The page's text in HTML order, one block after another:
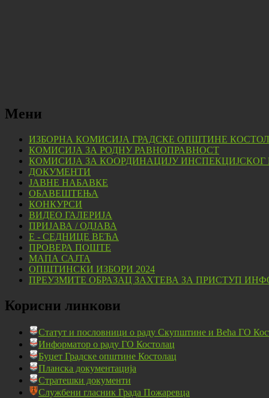
Мени
ИЗБОРНА КОМИСИЈА ГРАДСКЕ ОПШТИНЕ
КОМИСИЈА ЗА РОДНУ РАВНОПРАВНОСТ
КОМИСИЈА ЗА КООРДИНАЦИЈУ ИНСПЕКЦИЈСКОГ
ДОКУМЕНТИ
ЈАВНЕ НАБАВКЕ
ОБАВЕШТЕЊА
КОНКУРСИ
ВИДЕО ГАЛЕРИЈА
ПРИЈАВА / ОДЈАВА
Е - СЕДНИЦЕ ВЕЋА
ПРОВЕРА ПОШТЕ
МАПА САЈТА
ОПШТИНСКИ ИЗБОРИ 2024
ПРЕУЗМИТЕ ОБРАЗАЦ ЗАХТЕВА ЗА ПРИСТУП
Корисни линкови
Статут и пословници о раду Скупштине и Већа ГО
Информатор о раду ГО Костолац
Буџет Градске општине Костолац
Планска документација
Стратешки документи
Службени гласник Града Пожаревца